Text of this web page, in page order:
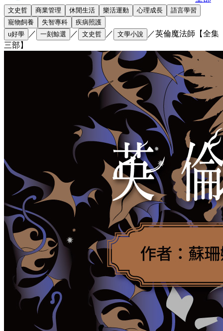
文史哲 商業管理 休閒生活 樂活運動 心理成長
語言學習
寵物飼養
失智專科
疾病照護
u好學
／ 一刻鯨選 ／ 文史哲 ／ 文學小說 ／英倫魔法師【全集
三部】